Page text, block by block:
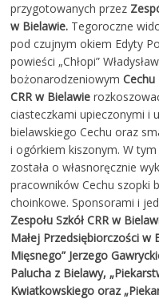
przygotowanych przez
w Bielawie. Tegoroczne
pod czujnym okiem Edyty
powieści „Chłopi”
bożonarodzeniowymCechu
CRR w Bielawie
ciasteczkami upieczonymi i
bielawskiego Cechu oraz
i ogórkiem kiszonym. W
została o własnoręcznie
pracowników Cechu szopki
choinkowe. Sponsorami i
Zespołu Szkół CRR w
Małej Przedsiębiorczości w
Mięsnego” Jerzego
Palucha z Bielawy,
Kwiatkowskiego oraz